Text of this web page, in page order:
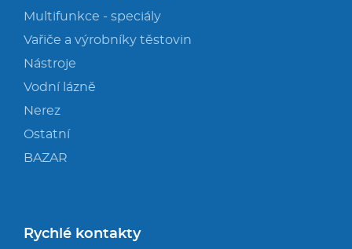
Multifunkce - speciály
Vařiče a výrobníky těstovin
Nástroje
Vodní lázně
Nerez
Ostatní
BAZAR
Rychlé kontakty